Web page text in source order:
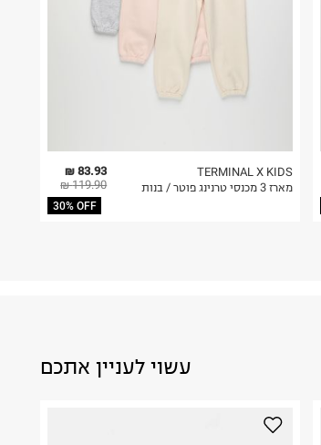
83.93 ₪
119.90 ₪
30% OFF
TERMINAL X KIDS
מארז 3 מכנסי טרנינג פוטר / בנות
עשוי לעניין אתכם